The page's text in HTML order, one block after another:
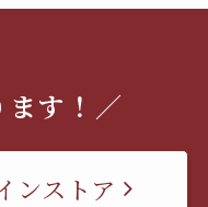
す！／
ンストア